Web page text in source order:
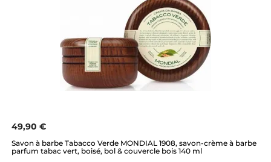
49,90 €
Savon à barbe Tabacco Verde MONDIAL 1908, savon-crème à barbe
parfum tabac vert, boisé, bol & couvercle bois 140 ml